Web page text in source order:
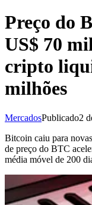
Preço do
US$ 70
cripto
milhões
MercadosPublicado2
Bitcoin caiu para
de preço do BTC
média móvel de 200